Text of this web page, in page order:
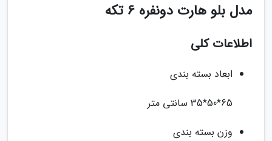
مدل بلو هارت دونفره 6 تکه
اطلاعات کلی
ابعاد بسته بندی
65*50*35 سانتی متر
وزن بسته بندی